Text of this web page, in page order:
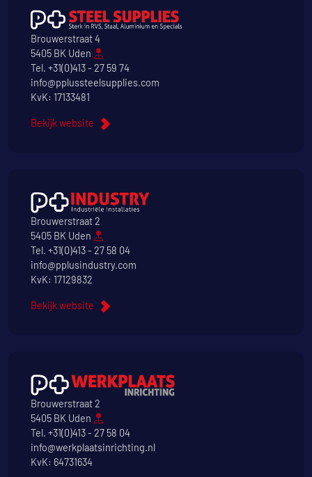
Brouwerstraat 4
5405 BK Uden
Tel. +31(0)413 - 27 59 74
info@pplussteelsupplies.com
KvK: 17133481
Bekijk website
Brouwerstraat 2
5405 BK Uden
Tel. +31(0)413 - 27 58 04
info@pplusindustry.com
KvK: 17129832
Bekijk website
Brouwerstraat 2
5405 BK Uden
Tel. +31(0)413 - 27 58 04
info@werkplaatsinrichting.nl
KvK: 64731634